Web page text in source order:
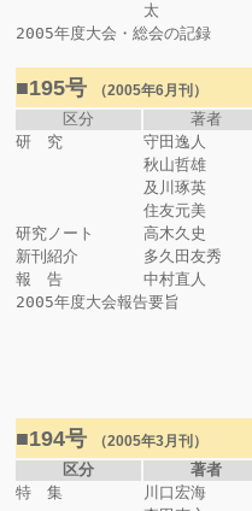
太
2005年度大会・総会の記録
■195号 （2005年6月刊）
区分
著者
研 究
守田逸人
秋山哲雄
及川琢英
住友元美
研究ノート
高木久史
新刊紹介
多久田友秀
報 告
中村直人
2005年度大会報告要旨
■194号 （2005年3月刊）
区分
著者
特 集
川口宏海